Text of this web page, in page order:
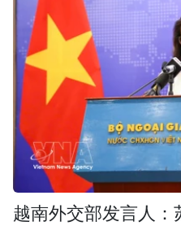
越南外交部发言人